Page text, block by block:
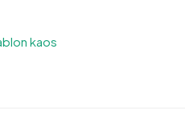
kaos